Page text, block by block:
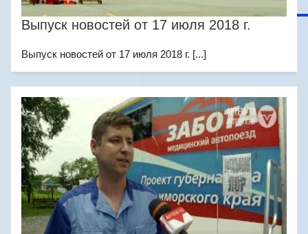
Выпуск новостей от 17 июля 2018 г.
Выпуск новостей от 17 июля 2018 г. [...]